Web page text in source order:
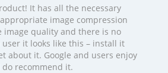
It has all the necessary
image compression
image quality and there is no
user it looks like this – install it
about it. Google and users enjoy
do recommend it.